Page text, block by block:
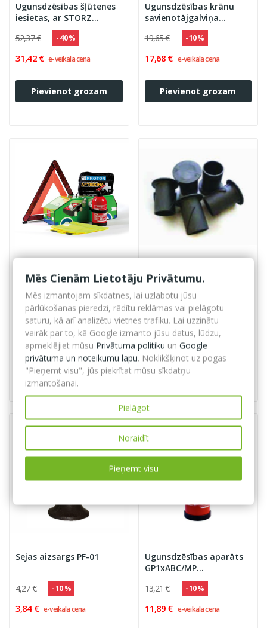
Ugunsdzēsības šļūtenes
iesietas, ar STORZ
savienojumiem
52,37 € - 40 %
31,42 € e-veikala cena
Pievienot grozam
Ugunsdzēsības krānu
savienotājgalviņa
BOGDANOV, iekšējā
19,65 € - 10 %
17,68 € e-veikala cena
Pievienot grozam
Drošības komplekts
automašīnai
39,73 €
- 10 %
35,76 € e-veikala cena
Pievienot grozam
Kabeļu ugunsdrošības
uzmava PROMASTOP IM
CJ21
5,41 € - 25 %
4,06 € e-veikala cena
Pievienot grozam
Sejas aizsargs PF-01
4,27 € - 10 %
3,84 € e-veikala cena
Ugunsdzēsības aparāts
GP1xABC/MP
''OGNIOCHRON'' 8A 34B C,
PA-1
13,21 € - 10 %
11,89 € e-veikala cena
Mēs Cienām Lietotāju Privātumu.
Mēs izmantojam sīkdatnes, lai uzlabotu jūsu
pārlūkošanas pieredzi, rādītu reklāmas vai pielāgotu
saturu, kā arī analizētu vietnes trafiku. Lai uzzinātu
vairāk par to, kā Google izmanto jūsu datus, lūdzu,
apmeklējiet mūsu Privātuma politiku unGoogle
privātuma un noteikumu lapu. Noklikšķinot uz pogas
"Pieņemt visu", jūs piekrītat mūsu sīkdatņu
izmantošanai.
Pielāgot
Noraidīt
Pieņemt visu